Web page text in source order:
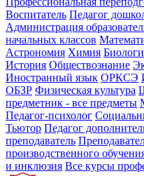
Воспитатель Педагог
Администрация
начальных классов
Астрономия Химия
История Обществознание
Иностранный язык ОРКСЭ
ОБЗР Физическая культура
предметник - все предметы
Педагог-психолог
Тьютор Педагог
преподаватель
производственного
и инклюзия Все курсы